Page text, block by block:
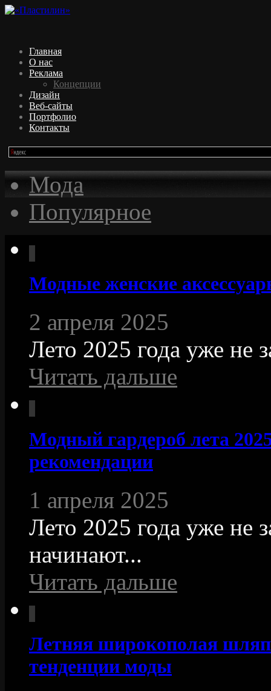
Главная
О нас
Реклама
Концепции
Дизайн
Веб-сайты
Портфолио
Контакты
Мода
Популярное
Модные женские
2 апреля 2025
Лето 2025 года уже не
Читать дальше
Модный гардероб лета
рекомендации
1 апреля 2025
Лето 2025 года уже не
начинают...
Читать дальше
Летняя широкополая
тенденции моды